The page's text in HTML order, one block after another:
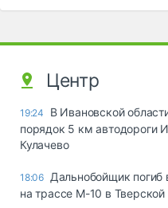
Центр
19:24
В Ивановской
порядок 5 км автодороги
Кулачево
18:06 Дальнобойщик
на трассе М-10 в Тверской